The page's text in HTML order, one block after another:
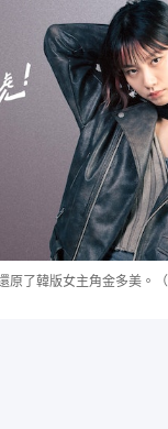
原了韓版女主角金多美。